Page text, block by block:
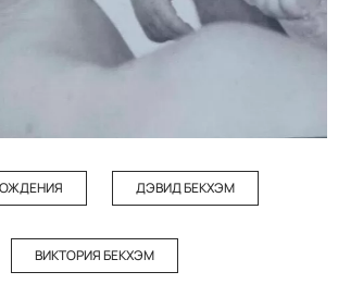
ДЭВИД БЕКХЭМ
ВИКТОРИЯ БЕКХЭМ